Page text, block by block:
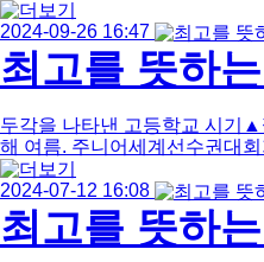
2024-09-26 16:47
최고를 뜻하
두각을 나타낸 고등학교 시기
해 여름. 주니어세계선수권대
2024-07-12 16:08
최고를 뜻하